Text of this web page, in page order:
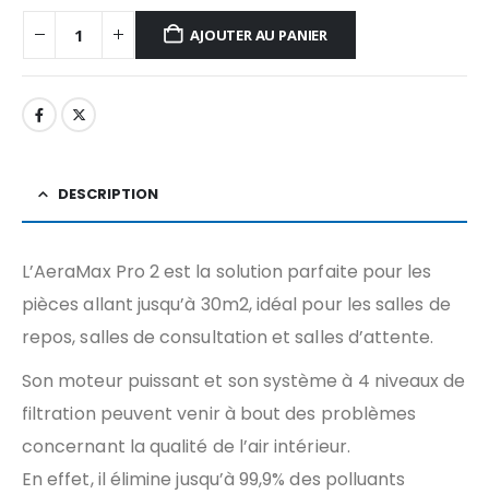
AJOUTER AU PANIER
DESCRIPTION
L’AeraMax Pro 2 est la solution parfaite pour les
pièces allant jusqu’à 30m2, idéal pour les salles de
repos, salles de consultation et salles d’attente.
Son moteur puissant et son système à 4 niveaux de
filtration peuvent venir à bout des problèmes
concernant la qualité de l’air intérieur.
En effet, il élimine jusqu’à 99,9% des polluants